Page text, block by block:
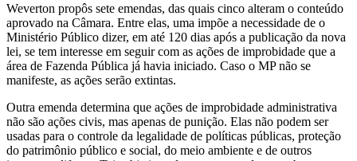
Weverton propôs sete emendas, das quais cinco alteram o conteúdo
aprovado na Câmara. Entre elas, uma impõe a necessidade de o
Ministério Público dizer, em até 120 dias após a publicação da nova
lei, se tem interesse em seguir com as ações de improbidade que a
área de Fazenda Pública já havia iniciado. Caso o MP não se
manifeste, as ações serão extintas.
Outra emenda determina que ações de improbidade administrativa
não são ações civis, mas apenas de punição. Elas não podem ser
usadas para o controle da legalidade de políticas públicas, proteção
do patrimônio público e social, do meio ambiente e de outros